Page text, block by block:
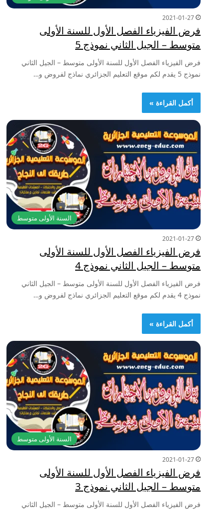
2021-01-27
فرض الفيزياء الفصل الأول للسنة الأولى
متوسط – الجيل الثاني نموذج 5
فرض الفيزياء الفصل الأول للسنة الأولى متوسط – الجيل الثاني
نموذج 5 يقدم لكم موقع التعليم الجزائري نماذج لفروض و…
أكمل القراءة »
السنة الأولى متوسط
2021-01-27
فرض الفيزياء الفصل الأول للسنة الأولى
متوسط – الجيل الثاني نموذج 4
فرض الفيزياء الفصل الأول للسنة الأولى متوسط – الجيل الثاني
نموذج 4 يقدم لكم موقع التعليم الجزائري نماذج لفروض و…
أكمل القراءة »
السنة الأولى متوسط
2021-01-27
فرض الفيزياء الفصل الأول للسنة الأولى
متوسط – الجيل الثاني نموذج 3
فرض الفيزياء الفصل الأول للسنة الأولى متوسط – الجيل الثاني